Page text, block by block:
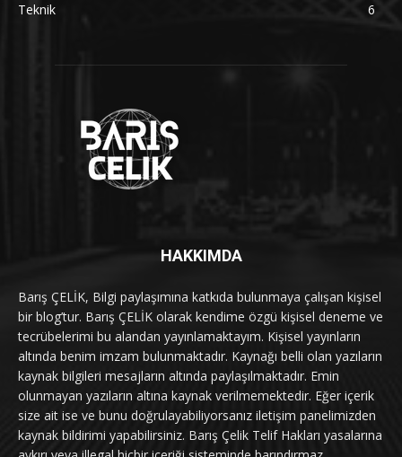
Teknik
6
HAKKIMDA
Barış ÇELİK, Bilgi paylaşımına katkıda bulunmaya çalışan kişisel
bir blog’tur. Barış ÇELİK olarak kendime özgü kişisel deneme ve
tecrübelerimi bu alandan yayınlamaktayım. Kişisel yayınların
altında benim imzam bulunmaktadır. Kaynağı belli olan yazıların
kaynak bilgileri mesajların altında paylaşılmaktadır. Emin
olunmayan yazıların altına kaynak verilmemektedir. Eğer içerik
size ait ise ve bunu doğrulayabiliyorsanız iletişim panelimizden
kaynak bildirimi yapabilirsiniz. Barış Çelik Telif Hakları yasalarına